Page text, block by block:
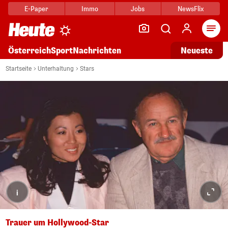
E-Paper Immo Jobs NewsFlix
ÖsterreichSportNachrichten Neueste
Startseite Unterhaltung Stars
i
Trauer um Hollywood-Star